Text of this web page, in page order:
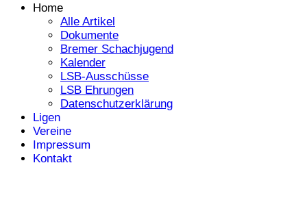
Home
Alle Artikel
Dokumente
Bremer Schachjugend
Kalender
LSB-Ausschüsse
LSB Ehrungen
Datenschutzerklärung
Ligen
Vereine
Impressum
Kontakt